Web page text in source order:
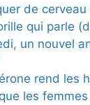
de cerveau
qui parle
un nouvel
rend les
les femmes